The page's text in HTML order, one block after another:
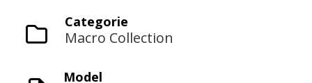
Categorie
Macro Collection
Model